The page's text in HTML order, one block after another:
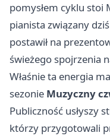
pomysłem cyklu stoi
pianista związany
postawił na
świeżego spojrzenia
Właśnie ta energia
sezonie Muzyczny
Publiczność usłyszy
którzy przygotowali